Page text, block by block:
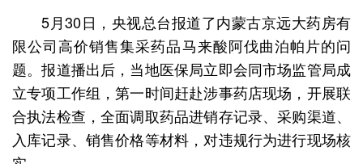
5月30日，央视总台报道了内蒙古京远大药房有
限公司高价销售集采药品马来酸阿伐曲泊帕片的问
题。报道播出后，当地医保局立即会同市场监管局成
立专项工作组，第一时间赶赴涉事药店现场，开展联
合执法检查，全面调取药品进销存记录、采购渠道、
入库记录、销售价格等材料，对违规行为进行现场核